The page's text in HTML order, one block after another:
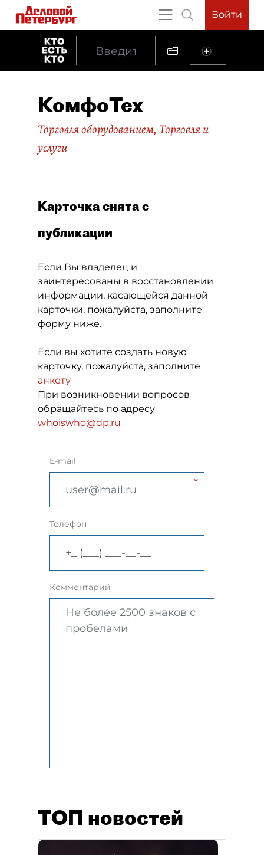
Войти
КомфоТех
Торговля оборудованием, Торговля и
услуги
Карточка снята с
публикации
Если Вы владелец и
заинтересованы в восстановлении
информации, касающейся данной
карточки, пожалуйста, заполните
форму ниже.
Если вы хотите создать новую
карточку, пожалуйста, заполните
анкету
При возникновении вопросов
обращайтесь по адресу
whoiswho@dp.ru
E-mail
Телефон
Комментарий
ТОП новостей